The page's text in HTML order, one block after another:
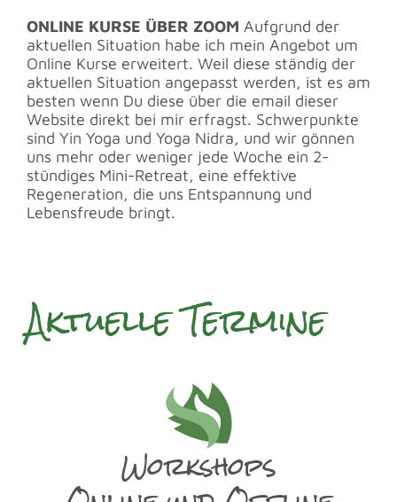
ONLINE KURSE ÜBER ZOOM Aufgrund der
aktuellen Situation habe ich mein Angebot um
Online Kurse erweitert. Weil diese ständig der
aktuellen Situation angepasst werden, ist es am
besten wenn Du diese über die email dieser
Website direkt bei mir erfragst. Schwerpunkte
sind Yin Yoga und Yoga Nidra, und wir gönnen
uns mehr oder weniger jede Woche ein 2-
stündiges Mini-Retreat, eine effektive
Regeneration, die uns Entspannung und
Lebensfreude bringt.
Aktuelle Termine
Workshops